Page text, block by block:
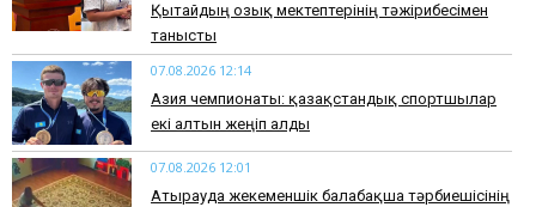
Қытайдың озық мектептерінің тәжірибесімен
танысты
07.08.2026 12:14
Азия чемпионаты: қазақстандық спортшылар
екі алтын жеңіп алды
07.08.2026 12:01
Атырауда жекеменшік балабақша тәрбиешісінің